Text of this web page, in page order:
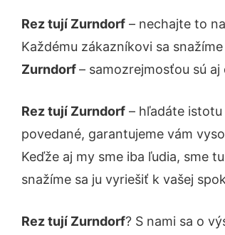
Rez tují Zurndorf – nechajte to
Každému zákazníkovi sa
Zurndorf– samozrejmosťou sú
Rez tují Zurndorf – hľadáte
povedané, garantujeme vám
Keďže aj my sme iba ľudia, sme
snažíme sa ju vyriešiť k vašej
Rez tují Zurndorf? S nami sa o